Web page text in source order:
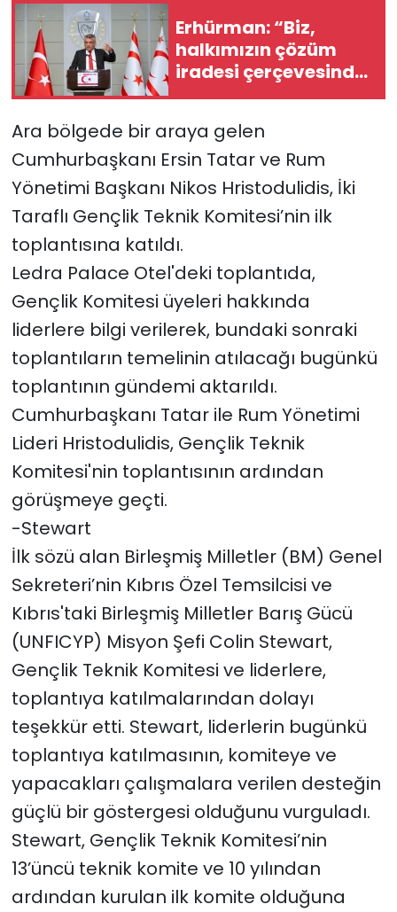
Erhürman: “Biz,
halkımızın çözüm
iradesi çerçevesinde
hazırız. Bunu açıkça
güzaf”
Ara bölgede bir araya gelen
Cumhurbaşkanı Ersin Tatar ve Rum
Yönetimi Başkanı Nikos Hristodulidis, İki
Taraflı Gençlik Teknik Komitesi’nin ilk
toplantısına katıldı.
Ledra Palace Otel'deki toplantıda,
Gençlik Komitesi üyeleri hakkında
liderlere bilgi verilerek, bundaki sonraki
toplantıların temelinin atılacağı bugünkü
toplantının gündemi aktarıldı.
Cumhurbaşkanı Tatar ile Rum Yönetimi
Lideri Hristodulidis, Gençlik Teknik
Komitesi'nin toplantısının ardından
görüşmeye geçti.
-Stewart
İlk sözü alan Birleşmiş Milletler (BM) Genel
Sekreteri’nin Kıbrıs Özel Temsilcisi ve
Kıbrıs'taki Birleşmiş Milletler Barış Gücü
(UNFICYP) Misyon Şefi Colin Stewart,
Gençlik Teknik Komitesi ve liderlere,
toplantıya katılmalarından dolayı
teşekkür etti. Stewart, liderlerin bugünkü
toplantıya katılmasının, komiteye ve
yapacakları çalışmalara verilen desteğin
güçlü bir göstergesi olduğunu vurguladı.
Stewart, Gençlik Teknik Komitesi’nin
13’üncü teknik komite ve 10 yılından
ardından kurulan ilk komite olduğuna
SAĞLIK
Spor
Teknoloji
TÜRKiYE
Video Galeri
YAŞAM
Yazarlar